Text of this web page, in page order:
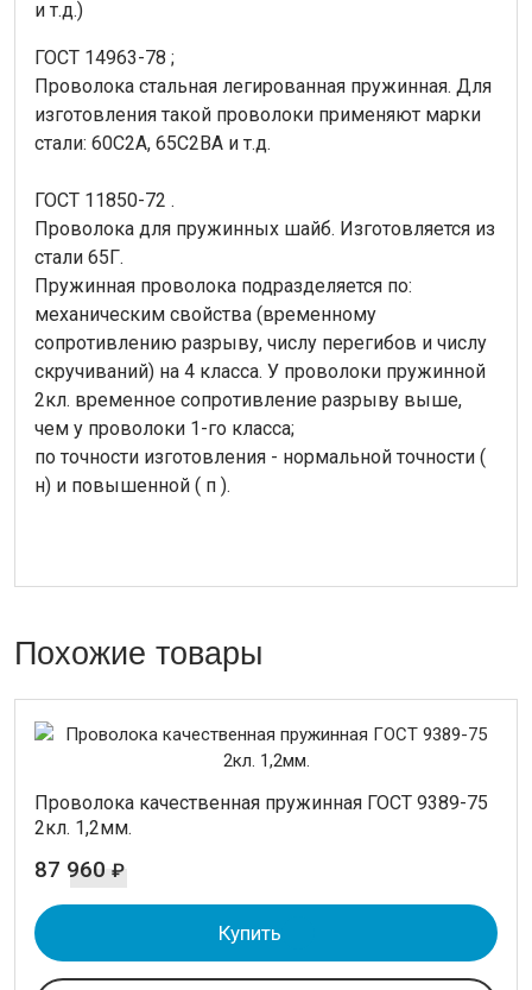
и т.д.)
ГОСТ 14963-78 ;
Проволока стальная легированная пружинная. Для
изготовления такой проволоки применяют марки
стали: 60С2А, 65С2ВА и т.д.
ГОСТ 11850-72 .
Проволока для пружинных шайб. Изготовляется из
стали 65Г.
Пружинная проволока подразделяется по:
механическим свойства (временному
сопротивлению разрыву, числу перегибов и числу
скручиваний) на 4 класса. У проволоки пружинной
2кл. временное сопротивление разрыву выше,
чем у проволоки 1-го класса;
по точности изготовления - нормальной точности (
н) и повышенной ( п ).
Похожие товары
Проволока качественная пружинная ГОСТ 9389-75
2кл. 1,2мм.
87 960 ₽
Купить